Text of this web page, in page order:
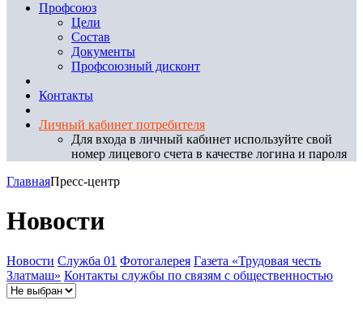
Профсоюз
Цели
Состав
Документы
Профсоюзный дисконт
Контакты
Личный кабинет потребителя
Для входа в личный кабинет используйте свой
номер лицевого счета в качестве логина и пароля
ГлавнаяПресс-центр
Новости
Новости Служба 01 Фотогалерея Газета «Трудовая честь
Златмаш» Контакты службы по связям с общественностью